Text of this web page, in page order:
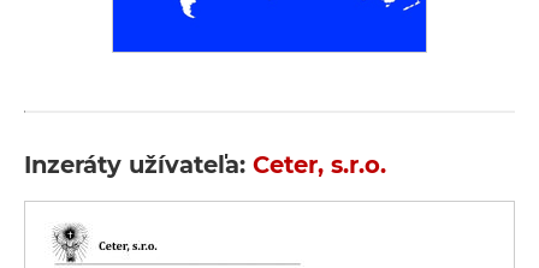
Inzeráty užívateľa: Ceter, s.r.o.